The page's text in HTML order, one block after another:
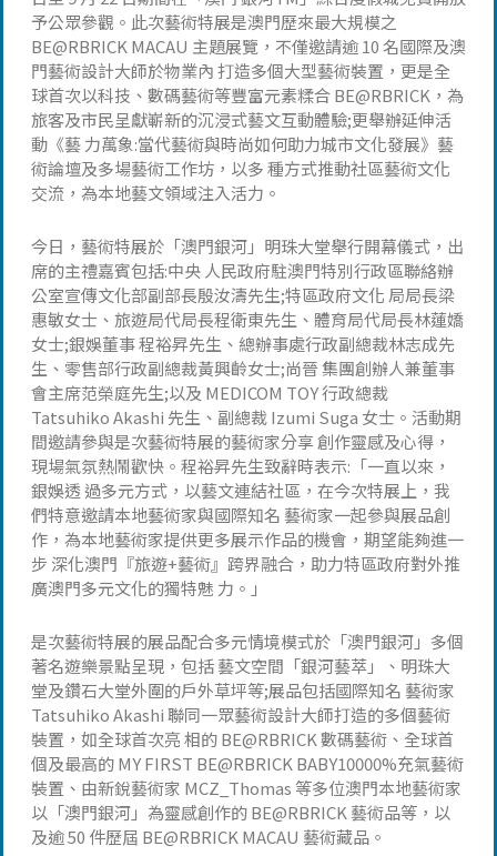
予公眾參觀。此次藝術特展是澳門歷來最大規模之
BE@RBRICK MACAU 主題展覽，不僅邀請逾 10 名國際及澳
門藝術設計大師於物業內 打造多個大型藝術裝置，更是全
球首次以科技、數碼藝術等豐富元素糅合 BE@RBRICK，為
旅客及市民呈獻嶄新的沉浸式藝文互動體驗;更舉辦延伸活
動《藝 力萬象:當代藝術與時尚如何助力城市文化發展》藝
術論壇及多場藝術工作坊，以多 種方式推動社區藝術文化
交流，為本地藝文領域注入活力。
今日，藝術特展於「澳門銀河」明珠大堂舉行開幕儀式，出
席的主禮嘉賓包括:中央 人民政府駐澳門特別行政區聯絡辦
公室宣傳文化部副部長殷汝濤先生;特區政府文化 局局長梁
惠敏女士、旅遊局代局長程衛東先生、體育局代局長林蓮嬌
女士;銀娛董事 程裕昇先生、總辦事處行政副總裁林志成先
生、零售部行政副總裁黃興齡女士;尚晉 集團創辦人兼董事
會主席范榮庭先生;以及 MEDICOM TOY 行政總裁
Tatsuhiko Akashi 先生、副總裁 Izumi Suga 女士。活動期
間邀請參與是次藝術特展的藝術家分享 創作靈感及心得，
現場氣氛熱鬧歡快。程裕昇先生致辭時表示:「一直以來，
銀娛透 過多元方式，以藝文連結社區，在今次特展上，我
們特意邀請本地藝術家與國際知名 藝術家一起參與展品創
作，為本地藝術家提供更多展示作品的機會，期望能夠進一
步 深化澳門『旅遊+藝術』跨界融合，助力特區政府對外推
廣澳門多元文化的獨特魅 力。」
是次藝術特展的展品配合多元情境模式於「澳門銀河」多個
著名遊樂景點呈現，包括 藝文空間「銀河藝萃」、明珠大
堂及鑽石大堂外圍的戶外草坪等;展品包括國際知名 藝術家
Tatsuhiko Akashi 聯同一眾藝術設計大師打造的多個藝術
裝置，如全球首次亮 相的 BE@RBRICK 數碼藝術、全球首
個及最高的 MY FIRST BE@RBRICK BABY10000%充氣藝術
裝置、由新銳藝術家 MCZ_Thomas 等多位澳門本地藝術家
以「澳門銀河」為靈感創作的 BE@RBRICK 藝術品等，以
及逾 50 件歷屆 BE@RBRICK MACAU 藝術藏品。